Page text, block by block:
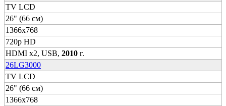
TV LCD
26" (66 см)
1366x768
720p HD
HDMI x2, USB, 2010 г.
26LG3000
TV LCD
26" (66 см)
1366x768